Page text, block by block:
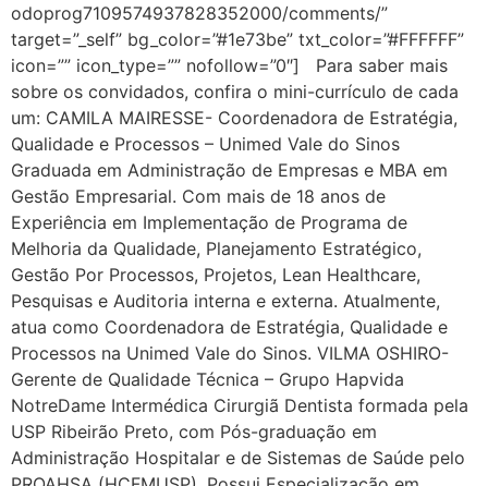
odoprog7109574937828352000/comments/”
target=”_self” bg_color=”#1e73be” txt_color=”#FFFFFF”
icon=”” icon_type=”” nofollow=”0″] Para saber mais
sobre os convidados, confira o mini-currículo de cada
um: CAMILA MAIRESSE- Coordenadora de Estratégia,
Qualidade e Processos – Unimed Vale do Sinos
Graduada em Administração de Empresas e MBA em
Gestão Empresarial. Com mais de 18 anos de
Experiência em Implementação de Programa de
Melhoria da Qualidade, Planejamento Estratégico,
Gestão Por Processos, Projetos, Lean Healthcare,
Pesquisas e Auditoria interna e externa. Atualmente,
atua como Coordenadora de Estratégia, Qualidade e
Processos na Unimed Vale do Sinos. VILMA OSHIRO-
Gerente de Qualidade Técnica – Grupo Hapvida
NotreDame Intermédica Cirurgiã Dentista formada pela
USP Ribeirão Preto, com Pós-graduação em
Administração Hospitalar e de Sistemas de Saúde pelo